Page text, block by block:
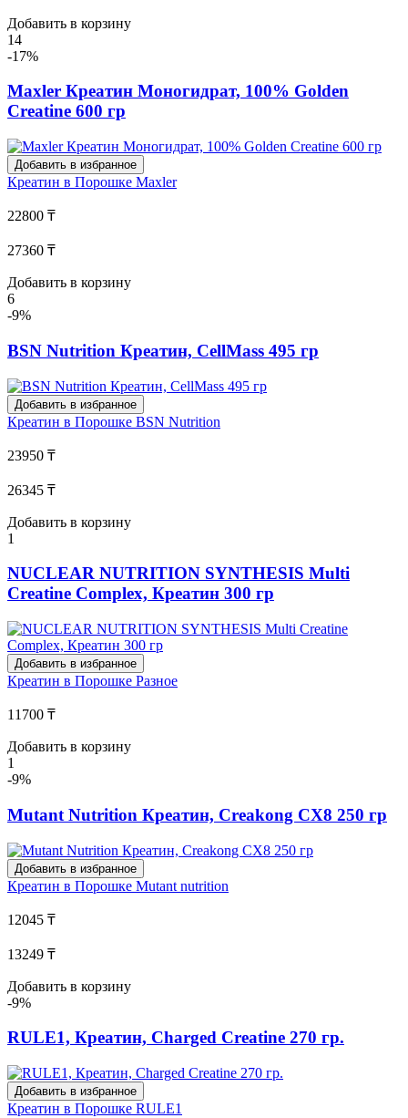
Добавить в корзину
14
-17%
Maxler Креатин Моногидрат, 100% Golden
Creatine 600 гр
Добавить в избранное
Креатин в Порошке Maxler
22800 ₸
27360 ₸
Добавить в корзину
6
-9%
BSN Nutrition Креатин, CellMass 495 гр
Добавить в избранное
Креатин в Порошке BSN Nutrition
23950 ₸
26345 ₸
Добавить в корзину
1
NUCLEAR NUTRITION SYNTHESIS Multi
Creatine Complex, Креатин 300 гр
Добавить в избранное
Креатин в Порошке Разное
11700 ₸
Добавить в корзину
1
-9%
Mutant Nutrition Креатин, Creakong CX8 250 гр
Добавить в избранное
Креатин в Порошке Mutant nutrition
12045 ₸
13249 ₸
Добавить в корзину
-9%
RULE1, Креатин, Charged Creatine 270 гр.
Добавить в избранное
Креатин в Порошке RULE1